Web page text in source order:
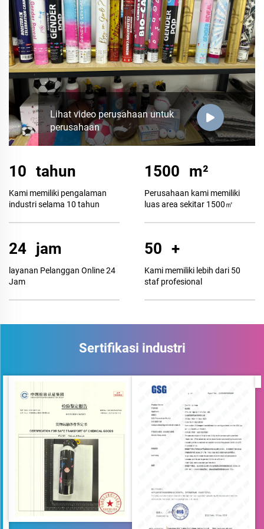
Lihat video perusahaan untuk
perusahaan
10 tahun
Kami memiliki pengalaman
industri selama 10 tahun
1500 m²
Perusahaan kami memiliki
luas area sekitar 1500㎡
24 jam
layanan Pelanggan Online 24
Jam
50 +
Kami memiliki lebih dari 50
staf profesional
Sertifikasi industri